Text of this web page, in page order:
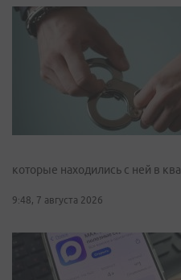
которые находились с ней в
9:48, 7 августа 2026